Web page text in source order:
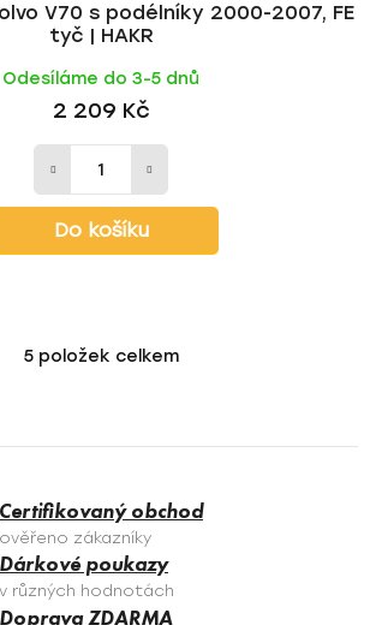
V70 s podélníky 2000-2007, FE
tyč | HAKR
Odesíláme do 3-5 dnů
2 209 Kč
Do košíku
O
á
c
í
p
r
5položek celkem
Certifikovaný obchod
ověřeno zákazníky
Dárkové poukazy
v různých hodnotách
Doprava ZDARMA